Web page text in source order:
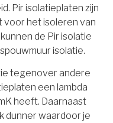
Pir isolatieplaten zijn
voor het isoleren van
de Pir isolatie
isolatie.
tegenover andere
een lambda
heeft. Daarnaast
dunner waardoor je